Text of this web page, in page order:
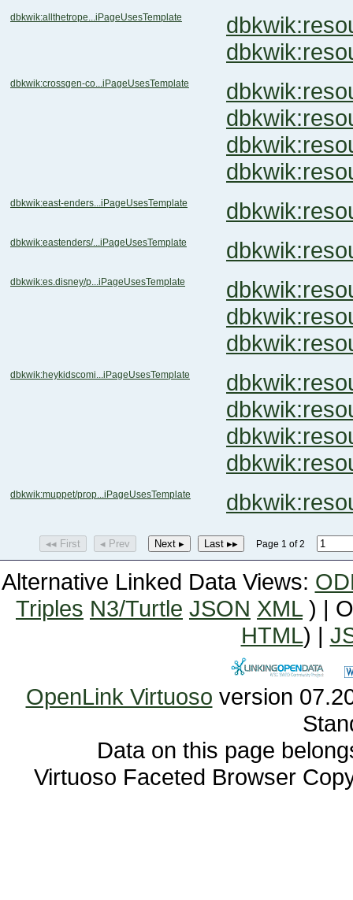
dbkwik:allthetrope...iPageUsesTemplate
dbkwik:crossgen-co...iPageUsesTemplate
dbkwik:east-enders...iPageUsesTemplate
dbkwik:eastenders/...iPageUsesTemplate
dbkwik:es.disney/p...iPageUsesTemplate
dbkwik:heykidscomi...iPageUsesTemplate
dbkwik:muppet/prop...iPageUsesTemplate
◂◂ First ◂ Prev Next ▸ Last ▸▸ Page 1 of 2
Alternative Linked Data Views:
Triples N3/Turtle JSON XML) |
HTML) |
OpenLink Virtuoso
Data on this page
Virtuoso Faceted Browser